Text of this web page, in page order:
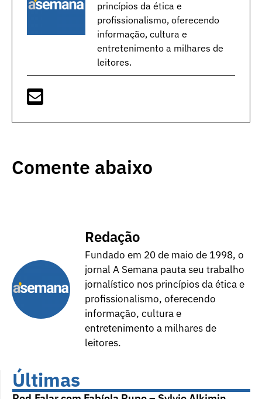
princípios da ética e
profissionalismo, oferecendo
informação, cultura e
entretenimento a milhares de
leitores.
Comente abaixo
Redação
Fundado em 20 de maio de 1998, o
jornal A Semana pauta seu trabalho
jornalístico nos princípios da ética e
profissionalismo, oferecendo
informação, cultura e
entretenimento a milhares de
leitores.
Últimas